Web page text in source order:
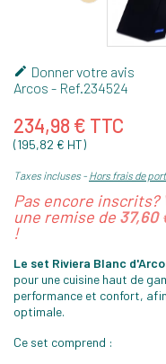
 Donner votre avis
Arcos - Ref.234524
234,98 € TTC
(195,82 € HT)
Taxes incluses Hors frais de port
Pas encore
une remise de 37,60
!
Le set Riviera Blanc
pour une cuisine haut de
performance et confort,
optimale.
Ce set comprend :